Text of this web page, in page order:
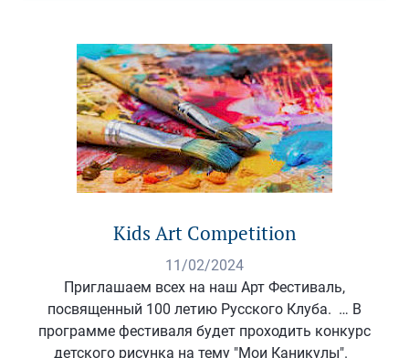
Kids Art Competition
11/02/2024
Приглашаем всех на наш Арт Фестиваль,
посвященный 100 летию Русского Клуба. … В
программе фестиваля будет проходить конкурс
детского рисунка на тему "Мои Каникулы".